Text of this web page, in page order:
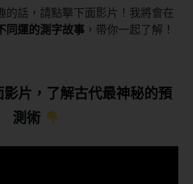
的話，請點擊下面影片！我將會在
同運的測字故事 ，帶你一起了解！
片，了解古代最神秘的預
測術